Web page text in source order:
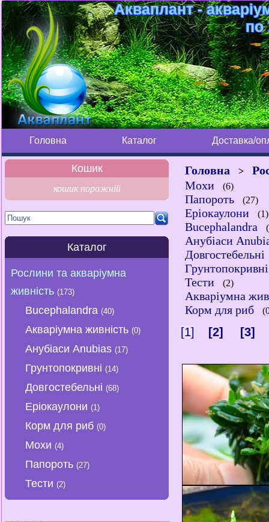
Акваплант -
по
Головна Каталог Доставка/
Кошик
кошик порожній
Каталог
Рослини та акваріумна
живність(173)
Bucephalandra(40)
Акваріумна живність(0)
Анубіаси Anubias(17)
Грунтопокривні(14)
Довгостебельні(68)
Еріокаулони(1)
Корм для риб(0)
Мохи(4)
Папороть(27)
Тести(2)
Головна >
Мохи
(6)
Папороть (27)
Еріокаулони (1)
Bucephalandra
Анубіаси
Довгостебельні
Грунтопокривні
Тести
(2)
Акваріумна
Корм для риб
[1] [2] [3]